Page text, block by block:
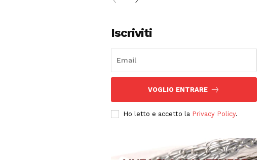
Iscriviti
VOGLIO ENTRARE
Ho letto e accetto la Privacy Policy.